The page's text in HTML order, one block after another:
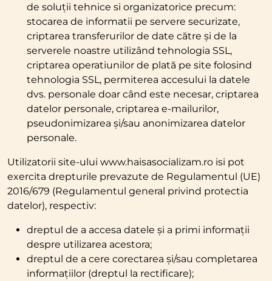
de soluții tehnice si organizatorice precum:
stocarea de informatii pe servere securizate,
criptarea transferurilor de date către și de la
serverele noastre utilizând tehnologia SSL,
criptarea operatiunilor de plată pe site folosind
tehnologia SSL, permiterea accesului la datele
dvs. personale doar când este necesar, criptarea
datelor personale, criptarea e-mailurilor,
pseudonimizarea și/sau anonimizarea datelor
personale.
Utilizatorii site-ului www.haisasocializam.ro isi pot
exercita drepturile prevazute de Regulamentul (UE)
2016/679 (Regulamentul general privind protectia
datelor), respectiv:
dreptul de a accesa datele și a primi informații
despre utilizarea acestora;
dreptul de a cere corectarea și/sau completarea
informațiilor (dreptul la rectificare);